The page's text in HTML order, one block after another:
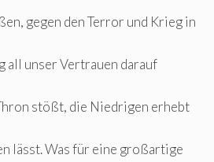
gegen den Terror und Krieg in
all unser Vertrauen darauf
stößt, die Niedrigen erhebt
lässt. Was für eine großartige